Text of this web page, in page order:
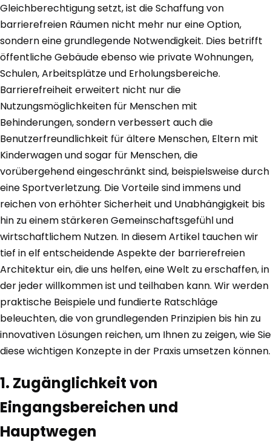
Gleichberechtigung setzt, ist die Schaffung von
barrierefreien Räumen nicht mehr nur eine Option,
sondern eine grundlegende Notwendigkeit. Dies betrifft
öffentliche Gebäude ebenso wie private Wohnungen,
Schulen, Arbeitsplätze und Erholungsbereiche.
Barrierefreiheit erweitert nicht nur die
Nutzungsmöglichkeiten für Menschen mit
Behinderungen, sondern verbessert auch die
Benutzerfreundlichkeit für ältere Menschen, Eltern mit
Kinderwagen und sogar für Menschen, die
vorübergehend eingeschränkt sind, beispielsweise durch
eine Sportverletzung. Die Vorteile sind immens und
reichen von erhöhter Sicherheit und Unabhängigkeit bis
hin zu einem stärkeren Gemeinschaftsgefühl und
wirtschaftlichem Nutzen. In diesem Artikel tauchen wir
tief in elf entscheidende Aspekte der barrierefreien
Architektur ein, die uns helfen, eine Welt zu erschaffen, in
der jeder willkommen ist und teilhaben kann. Wir werden
praktische Beispiele und fundierte Ratschläge
beleuchten, die von grundlegenden Prinzipien bis hin zu
innovativen Lösungen reichen, um Ihnen zu zeigen, wie Sie
diese wichtigen Konzepte in der Praxis umsetzen können.
1. Zugänglichkeit von
Eingangsbereichen und
Hauptwegen